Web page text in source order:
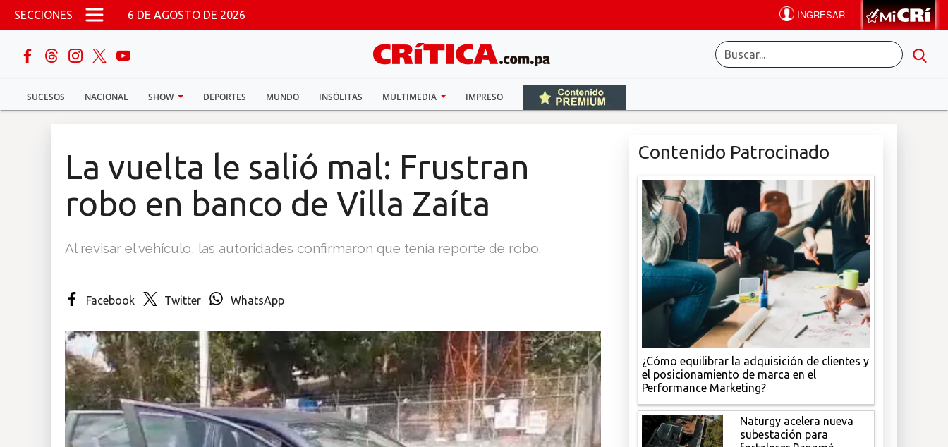
Pasar al contenido principal
SECCIONES 6 DE AGOSTO DE 2026
SUCESOS NACIONAL SHOW DEPORTES MUNDO INSÓLITAS MULTIMEDIA IMPRESO
buscar
Sucesos
Multimedia
La vuelta le salió mal: Frustran
robo en banco de Villa Zaíta
Al revisar el vehículo, las autoridades confirmaron que tenía reporte de robo.
Facebook Twitter WhatsApp
Contenido Patrocinado
¿Cómo equilibrar la adquisición de clientes y
el posicionamiento de marca en el
Performance Marketing?
Naturgy acelera nueva
subestación para